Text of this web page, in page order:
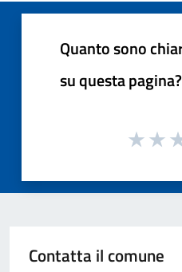
Quanto sono
su questa pagina?
Contatta il comune